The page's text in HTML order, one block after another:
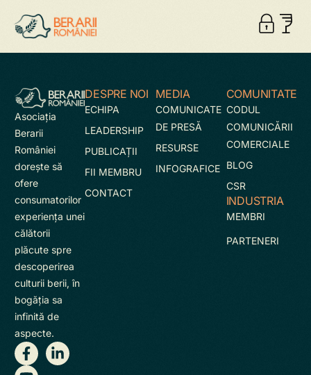
Asociaţia
Berarii
României
doreşte să
ofere
consumatorilor
experienţa unei
călătorii
plăcute spre
descoperirea
culturii berii, în
bogăţia sa
infinită de
aspecte.
DESPRE NOI
ECHIPA
LEADERSHIP
PUBLICAȚII
FII MEMBRU
CONTACT
MEDIA
COMUNICATE
DE PRESĂ
RESURSE
INFOGRAFICE
COMUNITATE
CODUL
COMUNICĂRII
COMERCIALE
BLOG
CSR
INDUSTRIA
MEMBRI
PARTENERI